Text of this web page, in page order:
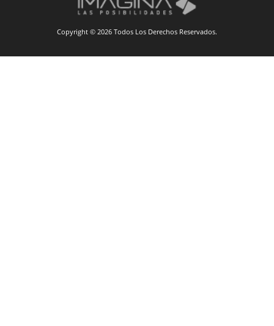
Copyright © 2026 Todos Los Derechos Reservados.